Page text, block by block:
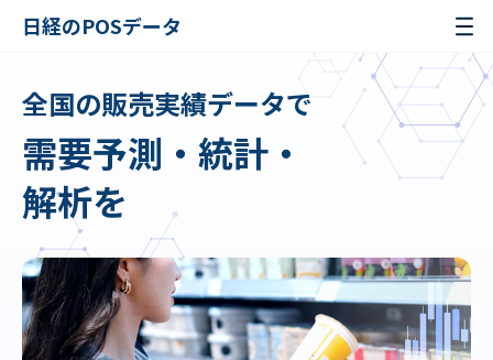
日経のPOSデータ
全国の販売実績データで
需要予測・統計・
解析を